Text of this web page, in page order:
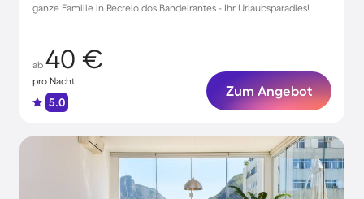
ganze Familie in Recreio dos Bandeirantes - Ihr Urlaubsparadies!
ab 40 €
pro Nacht
5.0
Zum Angebot